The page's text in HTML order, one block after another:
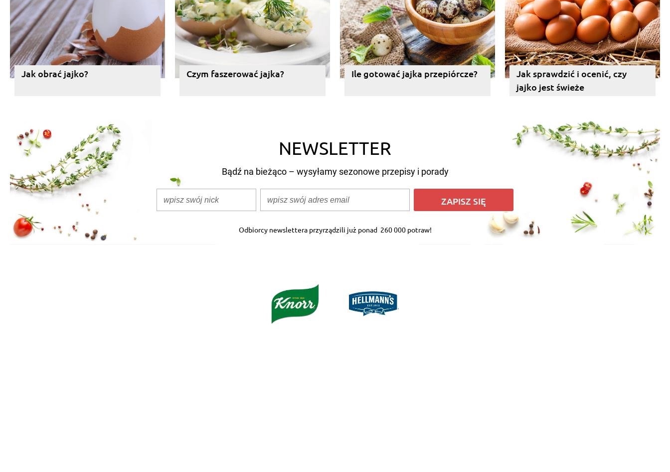
Jak obrać jajko? Czym faszerować jajka? Ile gotować jajka przepiórcze?
Jak sprawdzić i ocenić, czy
jajko jest świeże
NEWSLETTER
Bądź na bieżąco – wysyłamy sezonowe przepisy i porady
ZAPISZ SIĘ
Odbiorcy newslettera przyrządzili już ponad 260 000 potraw!